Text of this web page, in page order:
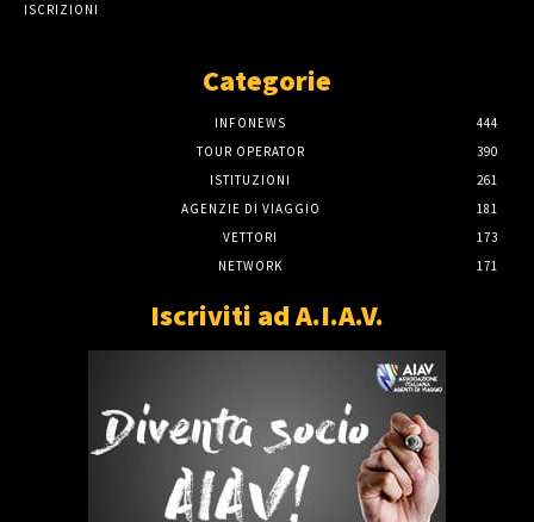
ISCRIZIONI
Categorie
INFONEWS
444
TOUR OPERATOR
390
ISTITUZIONI
261
AGENZIE DI VIAGGIO
181
VETTORI
173
NETWORK
171
Iscriviti ad A.I.A.V.